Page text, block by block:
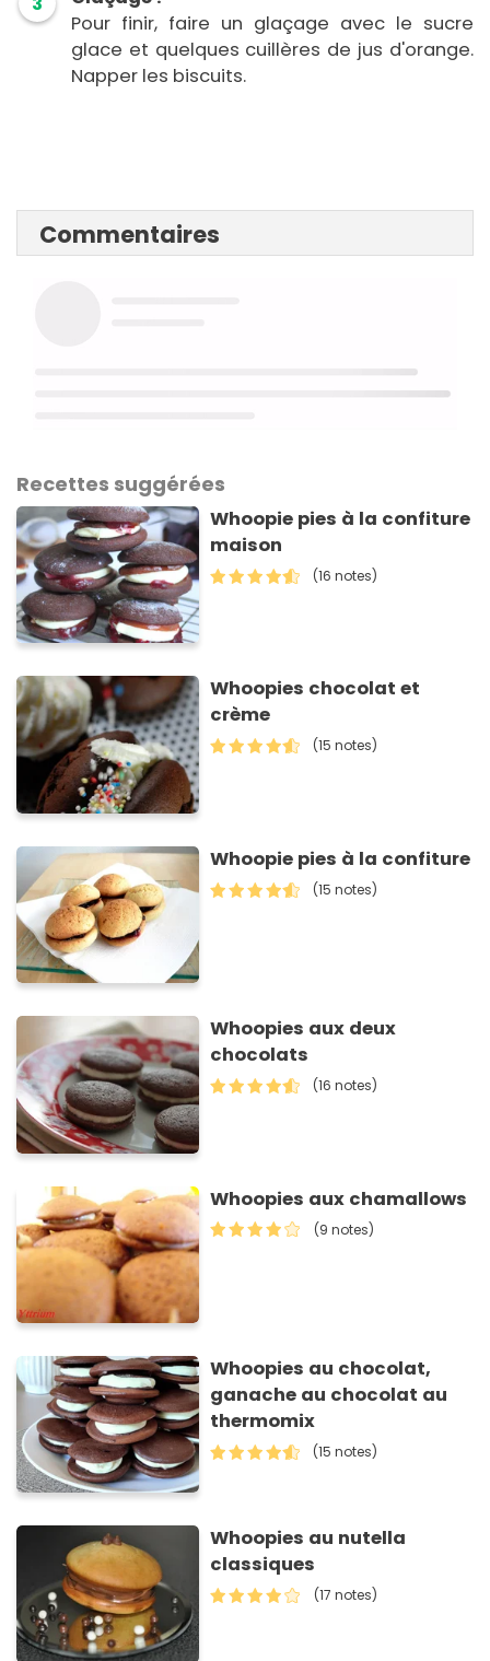
Pour finir, faire un glaçage avec le sucre
glace et quelques cuillères de jus d'orange.
Napper les biscuits.
Commentaires
Recettes suggérées
Whoopie pies à la confiture
maison
(16 notes)
Whoopies chocolat et
crème
(15 notes)
Whoopie pies à la confiture
(15 notes)
Whoopies aux deux
chocolats
(16 notes)
Whoopies aux chamallows
(9 notes)
Whoopies au chocolat,
ganache au chocolat au
thermomix
(15 notes)
Whoopies au nutella
classiques
(17 notes)